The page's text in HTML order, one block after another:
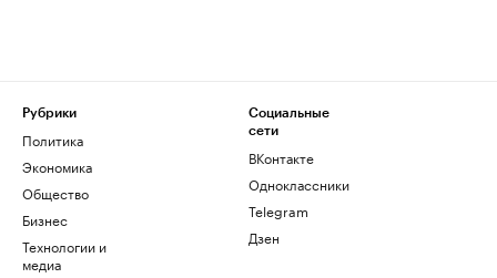
Рубрики
Политика
Экономика
Общество
Бизнес
Технологии и
медиа
Социальные
сети
ВКонтакте
Одноклассники
Telegram
Дзен